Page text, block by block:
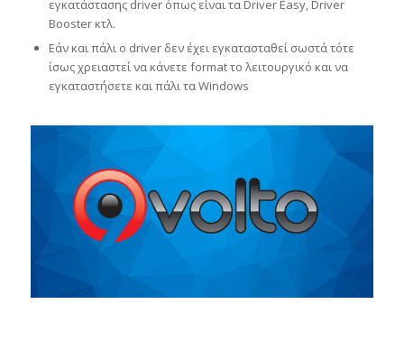
εγκατάστασης driver όπως είναι τα Driver Easy, Driver
Booster κτλ.
Εάν και πάλι ο driver δεν έχει εγκατασταθεί σωστά τότε
ίσως χρειαστεί να κάνετε format το λειτουργικό και να
εγκαταστήσετε και πάλι τα Windows